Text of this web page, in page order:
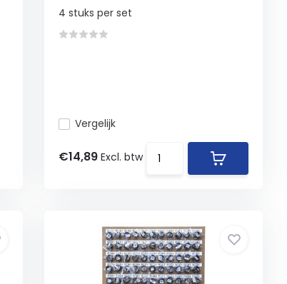
4 stuks per set
Vergelijk
€14,89Excl. btw